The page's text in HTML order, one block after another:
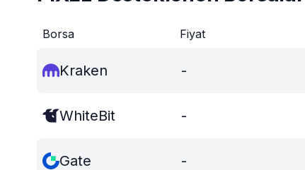
Borsa Fiyat
Kraken -
WhiteBit -
Gate -